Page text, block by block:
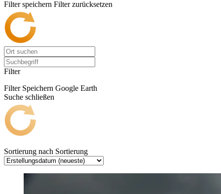
Filter speichern Filter zurücksetzen
Filter
Filter Speichern Google Earth
Suche schließen
Sortierung nach Sortierung